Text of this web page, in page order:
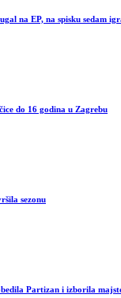
na EP, na spisku sedam
do 16 godina u Zagrebu
sezonu
Partizan i izborila